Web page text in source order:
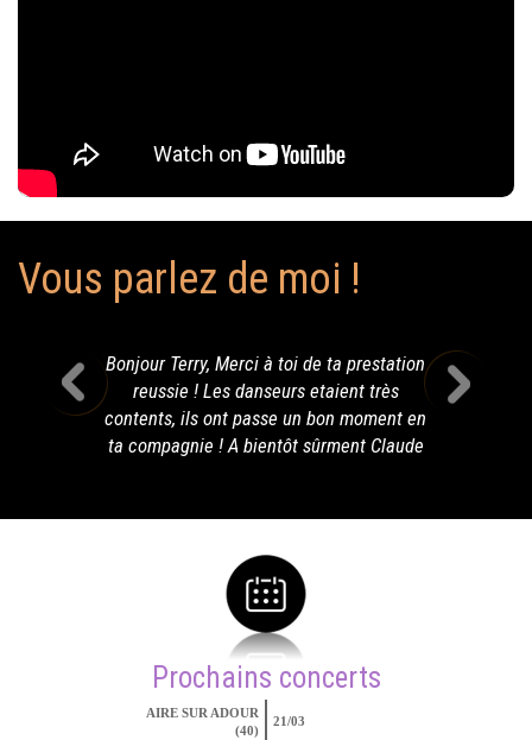
Vous parlez de moi !
Bonjour Terry, Merci à toi de ta prestation
reussie ! Les danseurs etaient très
contents, ils ont passe un bon moment en
ta compagnie ! A bientôt sûrment Claude
Prochains concerts
AIRE SUR ADOUR
(40)
21/03